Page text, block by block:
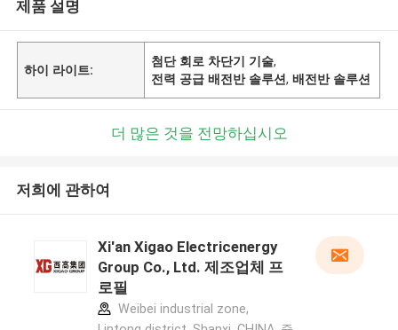
제품 설명
하이 라이트:
첨단 회로 차단기 기술,
전력 공급 배전반 솔루션,배전반 솔루션
더 많은 것을 전망하십시오
저희에 관하여
Xi'an Xigao Electricenergy
Group Co., Ltd. 제조업체 프
로필
Weibei industrial zone,